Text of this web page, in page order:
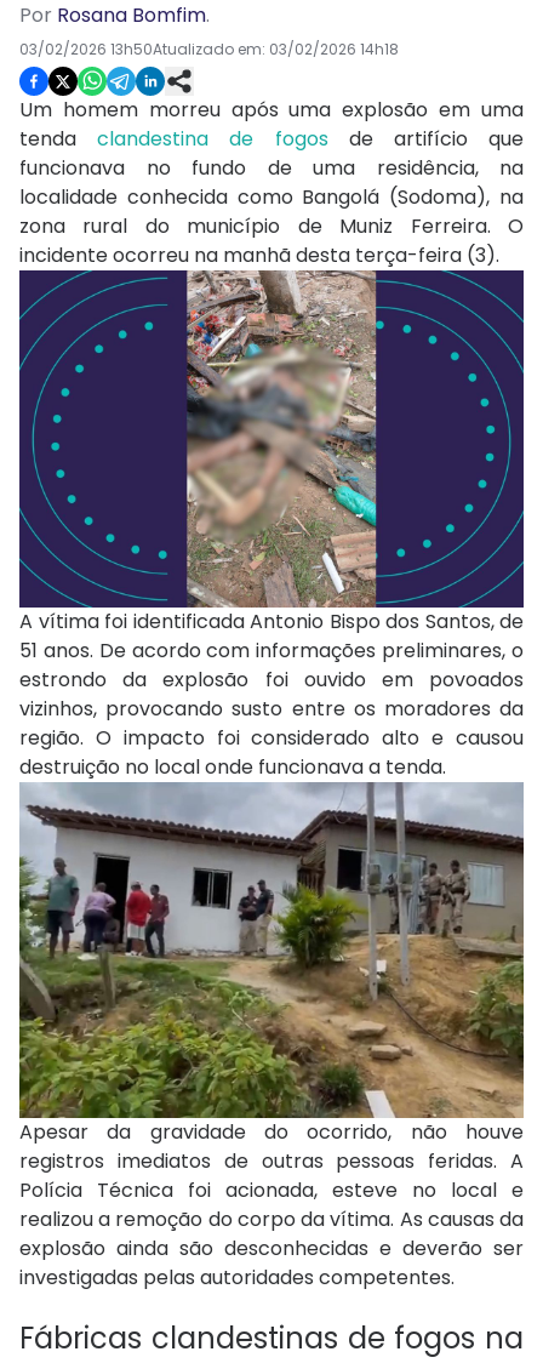
Por Rosana Bomfim.
03/02/2026 13h50Atualizado em: 03/02/2026 14h18
Um homem morreu após uma explosão em uma
tendaclandestina de fogosde artifício que
funcionava no fundo de uma residência, na
localidade conhecida como Bangolá (Sodoma), na
zona rural do município de Muniz Ferreira. O
incidente ocorreu na manhã desta terça-feira (3).
A vítima foi identificada Antonio Bispo dos Santos, de
51 anos. De acordo com informações preliminares, o
estrondo da explosão foi ouvido em povoados
vizinhos, provocando susto entre os moradores da
região. O impacto foi considerado alto e causou
destruição no local onde funcionava a tenda.
Apesar da gravidade do ocorrido, não houve
registros imediatos de outras pessoas feridas. A
Polícia Técnica foi acionada, esteve no local e
realizou a remoção do corpo da vítima. As causas da
explosão ainda são desconhecidas e deverão ser
investigadas pelas autoridades competentes.
Fábricas clandestinas de fogos na